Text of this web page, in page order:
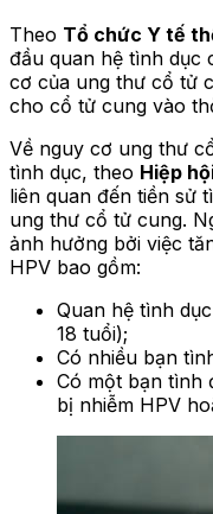
Theo Tổ chức Y tế
đầu quan hệ tình dục
cơ của ung thư cổ tử
cho cổ tử cung vào
Về nguy cơ ung thư
tình dục, theo Hiệp
liên quan đến tiền sử
ung thư cổ tử cung.
ảnh hưởng bởi việc
HPV bao gồm:
Quan hệ tình
18 tuổi);
Có nhiều bạn
Có một bạn tình
bị nhiễm HPV